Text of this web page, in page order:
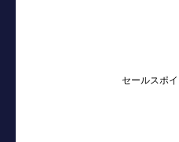
セールスポ